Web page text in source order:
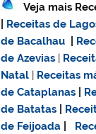
Veja mais
Receitas de
de Bacalhau
de Azevias
Natal
Receitas
de Cataplanas
de Batatas
de Feijoada